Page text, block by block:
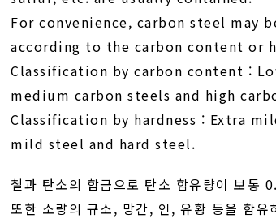
For convenience, carbon steel may
according to the carbon content or
Classification by carbon content :
medium carbon steels and high
Classification by hardness : Extra
mild steel and hard steel.
철과 탄소의 합금으로 탄소 함유량이 보통
또한 소량의 규소, 망간, 인, 유황 등을 함유